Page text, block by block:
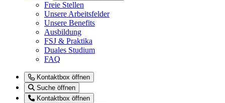
Freie Stellen
Unsere Arbeitsfelder
Unsere Benefits
Ausbildung
FSJ & Praktika
Duales Studium
FAQ
Kontaktbox öffnen
Suche öffnen
Kontaktbox öffnen